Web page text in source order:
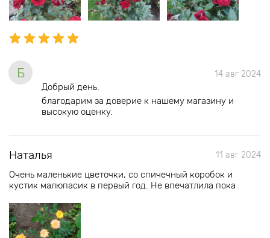
Б 14 авг 2024
Добрый день.
благодарим за доверие к нашему магазину и
высокую оценку.
Наталья 11 авг 2024
Очень маленькие цветочки, со спичечный коробок и
кустик малюпасик в первый год. Не впечатлила пока